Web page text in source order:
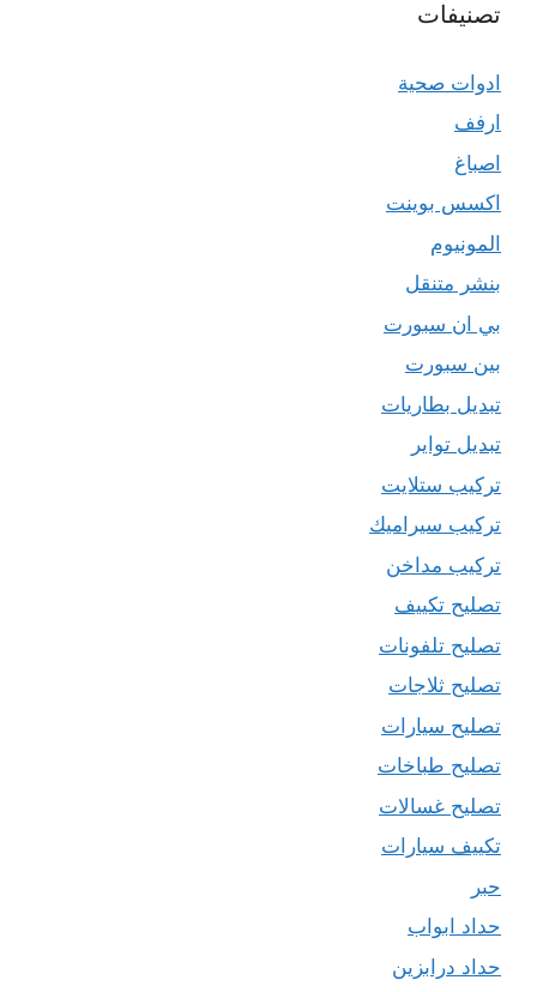
تصنيفات
ادوات صحية
ارفف
اصباغ
اكسس بوينت
المونيوم
بنشر متنقل
بي ان سبورت
بين سبورت
تبديل بطاريات
تبديل تواير
تركيب ستلايت
تركيب سيراميك
تركيب مداخن
تصليح تكييف
تصليح تلفونات
تصليح ثلاجات
تصليح سيارات
تصليح طباخات
تصليح غسالات
تكييف سيارات
حبر
حداد ابواب
حداد درابزين